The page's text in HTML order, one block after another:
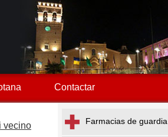
Contactar
vecino Farmacias de guardia